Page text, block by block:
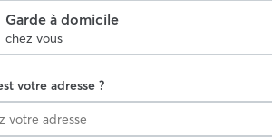
Garde à domicile
chez vous
votre adresse ?